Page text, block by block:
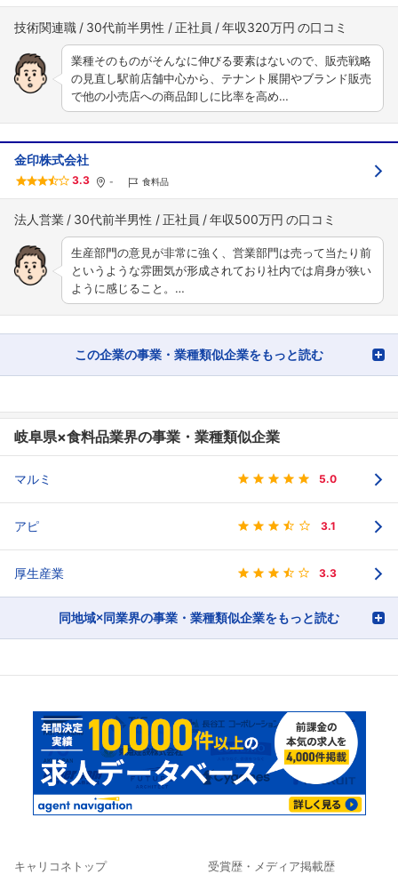
技術関連職 30代前半男性 正社員 年収320万円
業種そのものがそんなに伸びる要素はないので、販売戦略
の見直し駅前店舗中心から、テナント展開やブランド販売
で他の小売店への商品卸しに比率を高め…
金印株式会社
3.3 - 食料品
法人営業 30代前半男性 正社員 年収500万円
生産部門の意見が非常に強く、営業部門は売って当たり前
というような雰囲気が形成されており社内では肩身が狭い
ように感じること。…
この企業の事業・業種類似企業をもっと読む
岐阜県×食料品業界の事業・業種類似企業
マルミ 5.0
アピ 3.1
厚生産業 3.3
同地域×同業界の事業・業種類似企業をもっと読む
キャリコネトップ 受賞歴・メディア掲載歴